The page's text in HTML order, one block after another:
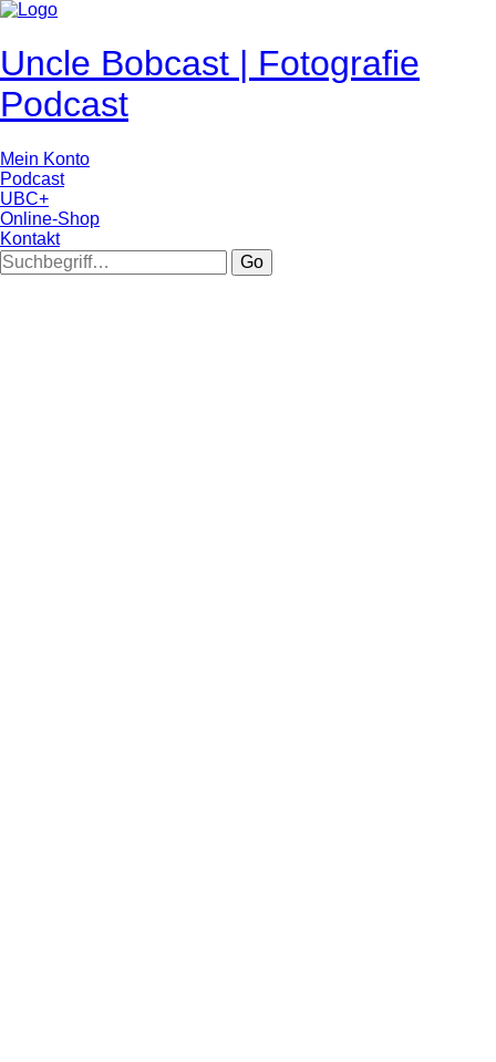
Uncle Bobcast | Fotografie
Podcast
Mein Konto
Podcast
UBC+
Online-Shop
Kontakt
Go